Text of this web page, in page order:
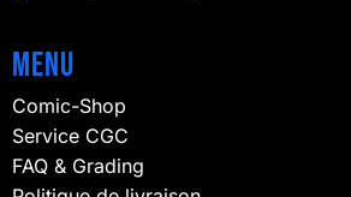
Menu
Comic-Shop
Service CGC
FAQ & Grading